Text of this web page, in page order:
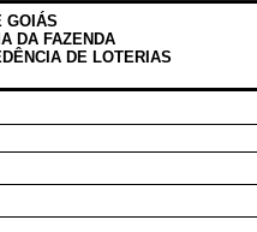
GOIÁS
DA FAZENDA
DE LOTERIAS